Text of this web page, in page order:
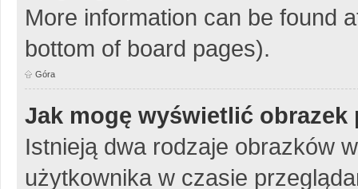
More information can be found
bottom of board pages).
Góra
Jak mogę wyświetlić
Istnieją dwa rodzaje obrazków
użytkownika w czasie